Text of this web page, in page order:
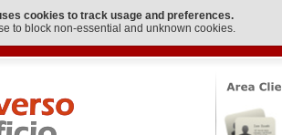
cookies to track usage and preferences.
to block non-essential and unknown cookies.